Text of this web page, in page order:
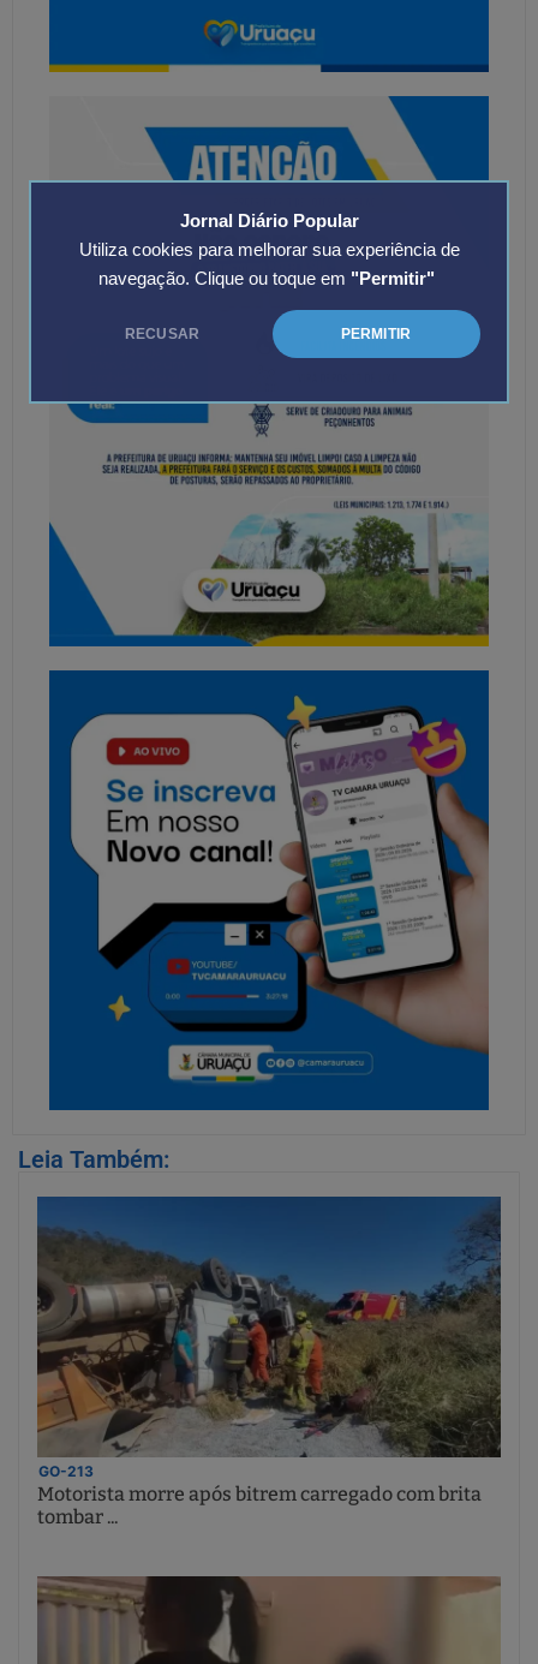
Jornal Diário Popular
Utiliza cookies para melhorar sua experiência de
navegação. Clique ou toque em "Permitir"
RECUSAR PERMITIR
Leia Também:
GO-213
Motorista morre após bitrem carregado com brita
tombar ...